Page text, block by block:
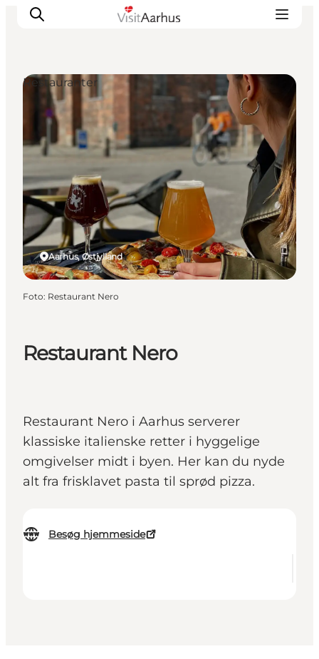
Oplevelser
Kalender
Byer og steder
Planlæg ferien
Transport
Restaurant Nero
Restaurant Nero i Aarhus serverer
klassiske italienske retter i hyggelige
omgivelser midt i byen. Her kan du nyde
alt fra frisklavet pasta til sprød pizza.
Besøg hjemmeside
Aarhus, Østjylland
Restauranter
Foto: Restaurant Nero